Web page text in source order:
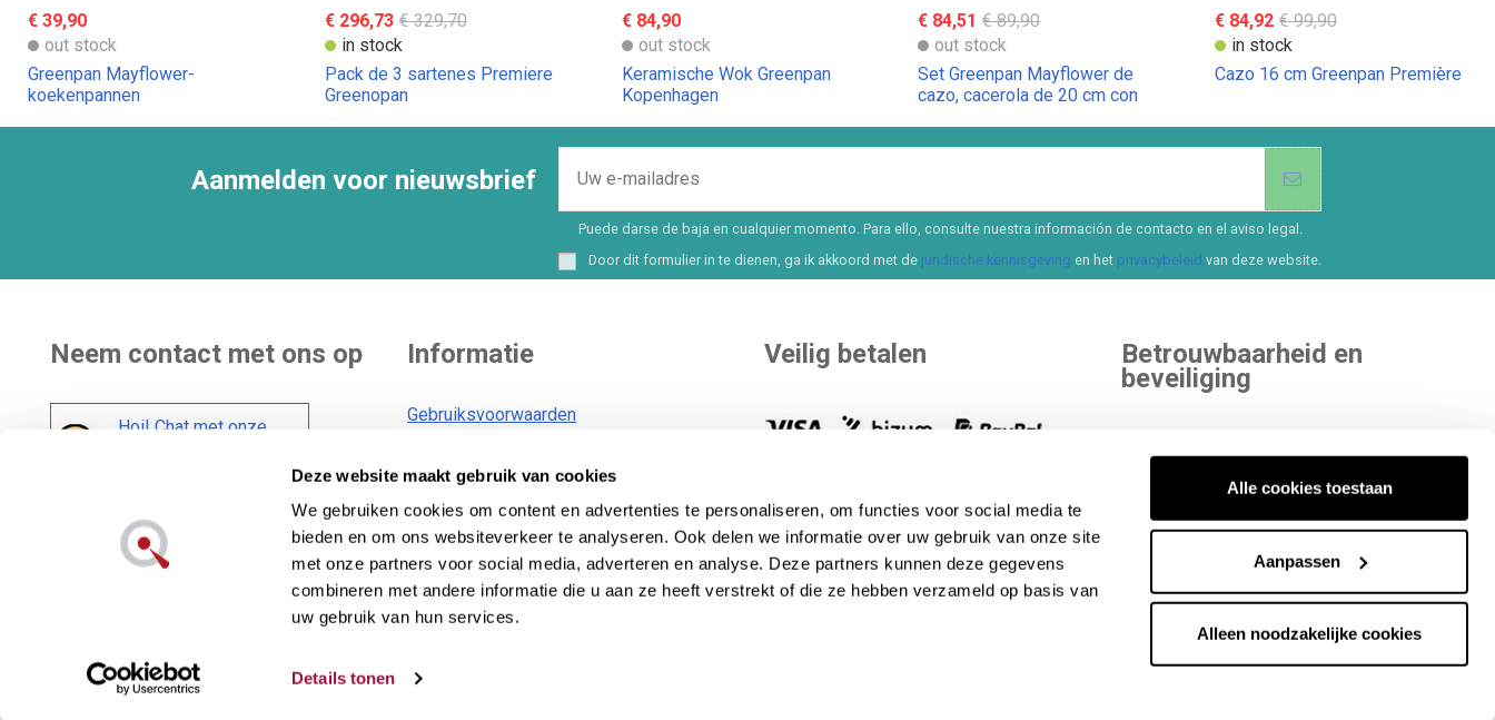
Deze website maakt gebruik van cookies
We gebruiken cookies om content en advertenties te personaliseren, om functies voor social media te
bieden en om ons websiteverkeer te analyseren. Ook delen we informatie over uw gebruik van onze site
met onze partners voor social media, adverteren en analyse. Deze partners kunnen deze gegevens
combineren met andere informatie die u aan ze heeft verstrekt of die ze hebben verzameld op basis van
uw gebruik van hun services.
Details tonen
Alle cookies toestaan
Aanpassen
Alleen noodzakelijke cookies
€ 39,90
out stock
Greenpan Mayflower-
koekenpannen
€ 296,73 € 329,70
in stock
Pack de 3 sartenes Premiere
Greenopan
€ 84,90
out stock
Keramische Wok Greenpan
Kopenhagen
€ 84,51 € 89,90
out stock
Set Greenpan Mayflower de
cazo, cacerola de 20 cm con
€ 84,92 € 99,90
in stock
Cazo 16 cm Greenpan Première
Aanmelden voor nieuwsbrief
Puede darse de baja en cualquier momento. Para ello, consulte nuestra información de contacto en el aviso legal.
Door dit formulier in te dienen, ga ik akkoord met de juridische kennisgeving en het privacybeleid van deze website.
Neem contact met ons op
Hoi! Chat met onze
Social media :
Informatie
Gebruiksvoorwaarden
Algemene voorwaarden
Cookiebeleid
Privacybeleid
Veilig betalen
Meer dan 8 opties en
financieringsmogelijkheden..Bekijk alle
betaalmethoden.
Betrouwbaarheid en
beveiliging
Binnen aan onafhankelijke entiteiten die
onze kwaliteit beoordelen.
Lecuine™ is een geregistreerd handelsmerk van Lecom Projects S.L. © Auteursrecht © 2012-2026. Spanje. Alle rechten voorbehouden. CIF-nummer: B65890642.